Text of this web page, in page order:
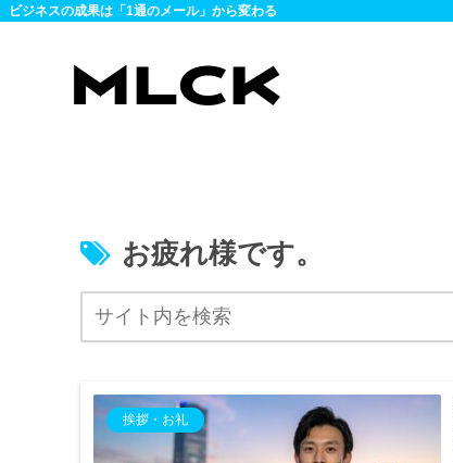
ビジネスの成果は「1通のメール」から変わる
お疲れ様です。
挨拶・お礼